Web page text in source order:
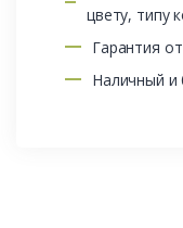
цвету, типу
Гарантия
Наличный и